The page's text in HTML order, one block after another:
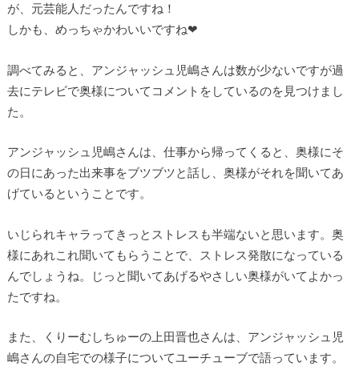
が、元芸能人だったんですね！
しかも、めっちゃかわいいですね❤
調べてみると、アンジャッシュ児嶋さんは数が少ないですが過
去にテレビで奥様についてコメントをしているのを見つけまし
た。
アンジャッシュ児嶋さんは、仕事から帰ってくると、奥様にそ
の日にあった出来事をブツブツと話し、奥様がそれを聞いてあ
げているということです。
いじられキャラってきっとストレスも半端ないと思います。奥
様にあれこれ聞いてもらうことで、ストレス発散になっている
んでしょうね。じっと聞いてあげるやさしい奥様がいてよかっ
たですね。
また、くりーむしちゅーの上田晋也さんは、アンジャッシュ児
嶋さんの自宅での様子についてユーチューブで語っています。